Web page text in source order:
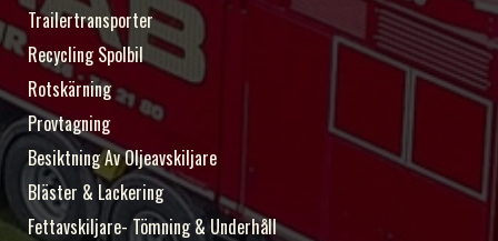
Trailertransporter
Recycling Spolbil
Rotskärning
Provtagning
Besiktning Av Oljeavskiljare
Bläster & Lackering
Fettavskiljare- Tömning & Underhåll